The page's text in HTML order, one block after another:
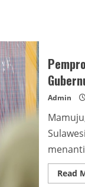
Admin
Read